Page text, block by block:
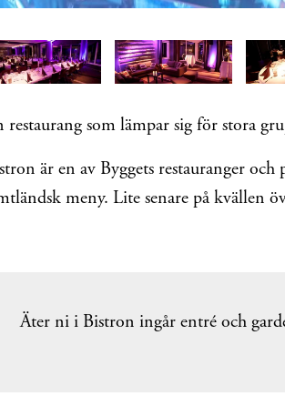
restaurang som lämpar sig för stora
är en av Byggets restauranger
meny. Lite senare på kvällen
Äter ni i Bistron ingår entré och